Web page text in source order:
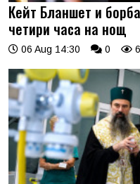
Кейт Бланшет и
четири часа на нощ
06 Aug 14:30 0